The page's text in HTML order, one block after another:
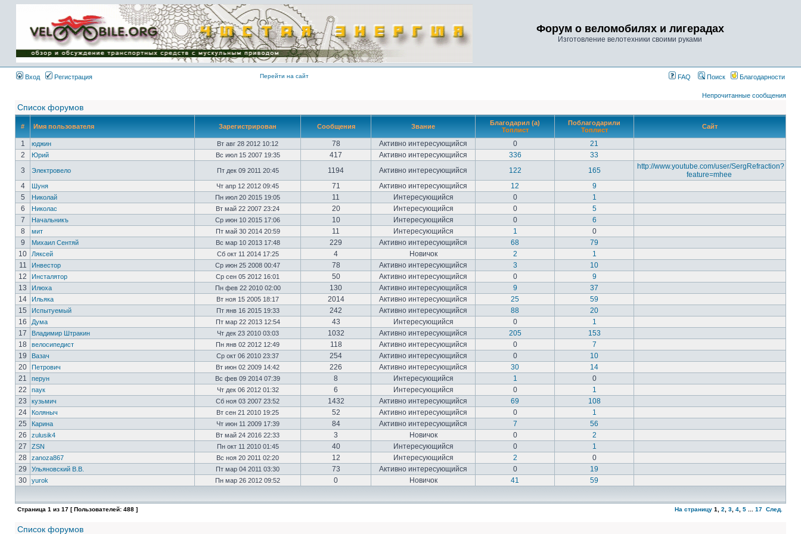
Имя пользователя:
Пароль:
{ LOG_ME_IN_SHORT
}
Форум о веломобилях и лигерадах
Изготовление велотехники своими руками
Вход Регистрация Перейти на сайт FAQ Поиск Благодарности
Непрочитанные сообщения
Список форумов
# Имя пользователя Зарегистрирован Сообщения Звание
Благодарил (а)
Топлист
Поблагодарили
Топлист
Сайт
1 юджин Вт авг 28 2012 10:12 78 Активно интересующийся 0
21
2
Юрий Вс июл 15 2007 19:35 417 Активно интересующийся 336
33
3
Электровело Пт дек 09 2011 20:45 1194 Активно интересующийся 122 165
http://www.youtube.com/user/SergRefraction?
feature=mhee
4
Шуня Чт апр 12 2012 09:45 71 Активно интересующийся 12
9
5
Николай Пн июл 20 2015 19:05 11 Интересующийся 0
1
6
Николас Вт май 22 2007 23:24 20 Интересующийся 0
5
7
Начальникъ Ср июн 10 2015 17:06 10 Интересующийся 0
6
8
мит Пт май 30 2014 20:59 11 Интересующийся 1
0
9
Михаил Сентяй Вс мар 10 2013 17:48 229 Активно интересующийся 68
79
10
Ляксей Сб окт 11 2014 17:25 4 Новичок 2
1
11
Инвестор Ср июн 25 2008 00:47 78 Активно интересующийся 3
10
12
Инсталятор Ср сен 05 2012 16:01 50 Активно интересующийся 0
9
13
Илюха Пн фев 22 2010 02:00 130 Активно интересующийся 9
37
14
Ильяка Вт ноя 15 2005 18:17 2014 Активно интересующийся 25
59
15
Испытуемый Пт янв 16 2015 19:33 242 Активно интересующийся 88
20
16
Дума Пт мар 22 2013 12:54 43 Интересующийся 0
1
17
Владимир Штракин Чт дек 23 2010 03:03 1032 Активно интересующийся 205
153
18
велосипедист Пн янв 02 2012 12:49 118 Активно интересующийся 0
7
19
Вазач Ср окт 06 2010 23:37 254 Активно интересующийся 0
10
20
Петрович Вт июн 02 2009 14:42 226 Активно интересующийся 30
14
21
перун Вс фев 09 2014 07:39 8 Интересующийся 1
0
22
паук Чт дек 06 2012 01:32 6 Интересующийся 0
1
23
кузьмич Сб ноя 03 2007 23:52 1432 Активно интересующийся 69
108
24
Коляныч Вт сен 21 2010 19:25 52 Активно интересующийся 0
1
25
Карина Чт июн 11 2009 17:39 84 Активно интересующийся 7
56
26
zulusik4 Вт май 24 2016 22:33 3 Новичок 0
2
27
ZSN Пн окт 11 2010 01:45 40 Интересующийся 0
1
28
zanoza867 Вс ноя 20 2011 02:20 12 Интересующийся 2
0
29
Ульяновский В.В. Пт мар 04 2011 03:30 73 Активно интересующийся 0
19
30
yurok Пн мар 26 2012 09:52 0 Новичок 41 59
Страница 1 из 17 [ Пользователей: 488 ] На страницу 1 2 3 4 5 17 След.
Список форумов